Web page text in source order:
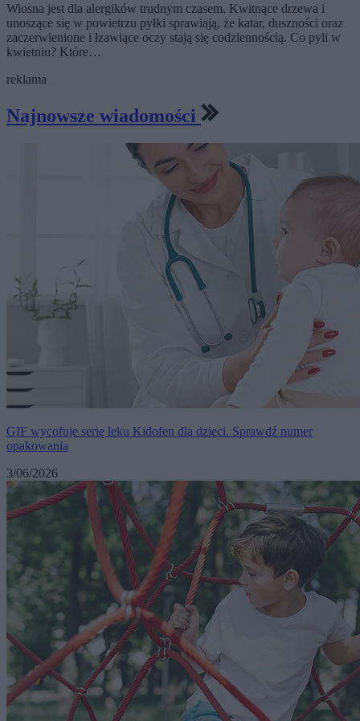
Wiosna jest dla alergików trudnym czasem. Kwitnące drzewa i
unoszące się w powietrzu pyłki sprawiają, że katar, duszności oraz
zaczerwienione i łzawiące oczy stają się codziennością. Co pyli w
kwietniu? Które…
reklama
Najnowsze wiadomości
GIF wycofuje serię leku Kidofen dla dzieci. Sprawdź numer
opakowania
3/06/2026